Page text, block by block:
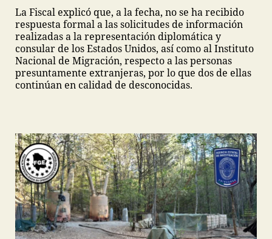
La Fiscal explicó que, a la fecha, no se ha recibido
respuesta formal a las solicitudes de información
realizadas a la representación diplomática y
consular de los Estados Unidos, así como al Instituto
Nacional de Migración, respecto a las personas
presuntamente extranjeras, por lo que dos de ellas
continúan en calidad de desconocidas.